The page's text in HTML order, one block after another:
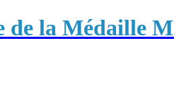
de la Médaille